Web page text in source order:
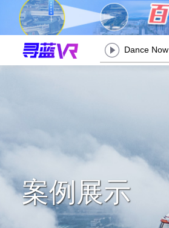
Dance Now
案例展示